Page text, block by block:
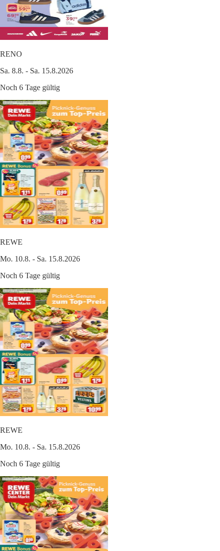
RENO
Sa. 8.8. - Sa. 15.8.2026
Noch 6 Tage gültig
REWE
Mo. 10.8. - Sa. 15.8.2026
Noch 6 Tage gültig
REWE
Mo. 10.8. - Sa. 15.8.2026
Noch 6 Tage gültig